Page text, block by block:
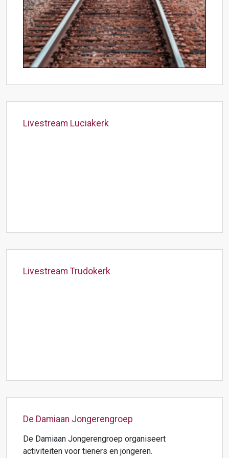
Livestream Luciakerk
Livestream Trudokerk
De Damiaan Jongerengroep
De Damiaan Jongerengroep organiseert
activiteiten voor tieners en jongeren.